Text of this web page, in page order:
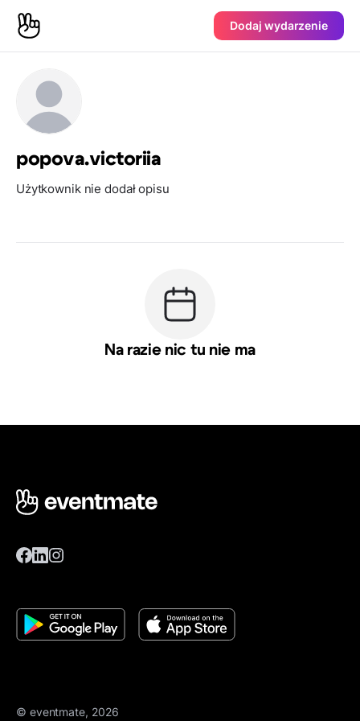
Dodaj wydarzenie
popova.victoriia
Użytkownik nie dodał opisu
Na razie nic tu nie ma
© eventmate, 2026